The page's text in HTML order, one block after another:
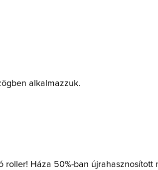
alkalmazzuk.
roller! Háza 50%-ban